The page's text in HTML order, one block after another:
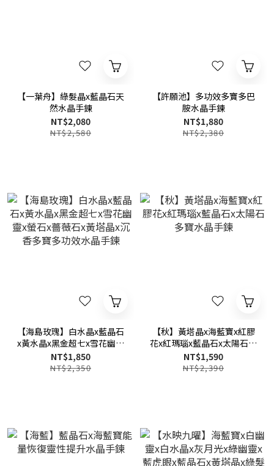
【一葉舟】綠髮晶x藍晶石天
然水晶手鍊
NT$2,080
NT$2,580
【許願池】多功效多寶多巴
胺水晶手鍊
NT$1,880
NT$2,380
【海島玫瑰】白水晶x藍晶石
x黃水晶x黑金超七x雪花幽靈
x螢石x薔薇石x黃塔晶x沉香
多寶多功效水晶手鍊
NT$1,850
NT$2,350
【秋】黃塔晶x海藍寶x紅膠
花x紅瑪瑙x藍晶石x太陽石多
寶水晶手鍊
NT$1,590
NT$2,390